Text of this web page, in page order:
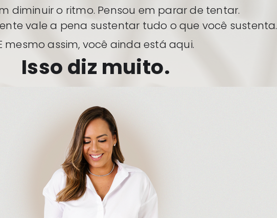
diminuir o ritmo. Pensou em parar de tentar.
vale a pena sustentar tudo o que você sustenta.
mesmo assim, você ainda está aqui.
Isso diz muito.